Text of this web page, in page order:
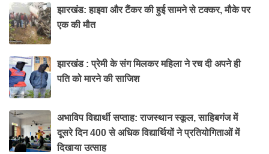
झारखंड: हाइवा और टैंकर की हुई सामने से टक्कर, मौके पर
एक की मौत
झारखंड : प्रेमी के संग मिलकर महिला ने रच दी अपने ही
पति को मारने की साजिश
अभाविप विद्यार्थी सप्ताह: राजस्थान स्कूल, साहिबगंज में
दूसरे दिन 400 से अधिक विद्यार्थियों ने प्रतियोगिताओं में
दिखाया उत्साह